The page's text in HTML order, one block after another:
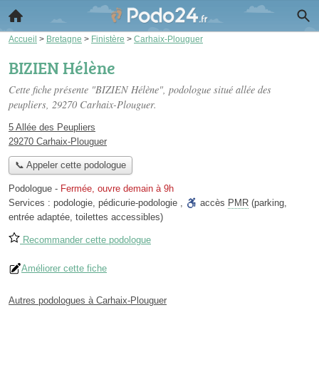
Accueil > Bretagne > Finistère > Carhaix-Plouguer
BIZIEN Hélène
Cette fiche présente "BIZIEN Hélène", podologue situé allée des
peupliers, 29270 Carhaix-Plouguer.
5 Allée des Peupliers
29270 Carhaix-Plouguer
📞 Appeler cette podologue
Podologue - Fermée, ouvre demain à 9h
Services : podologie, pédicurie-podologie , accès PMR (parking,
entrée adaptée, toilettes accessibles)
Recommander cette podologue
Améliorer cette fiche
Autres podologues à Carhaix-Plouguer